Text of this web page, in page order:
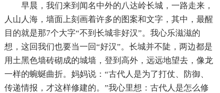
早晨，我们来到闻名中外的八达岭长城，一路走来，
人山人海，墙面上刻画着许多的图案和文字，其中，最醒
目的就是那7个大字“不到长城非好汉”。我心乐滋滋的
想，这回我们也要当一回“好汉”。长城并不陡，两边都是
用土黑色墙砖砌成的城墙，登到高外，远远地望去，像龙
一样的蜿蜒曲折。妈妈说：“古代人是为了打仗、防御、
传递情报，才这样修建的。”我心里想：古代人是怎么修